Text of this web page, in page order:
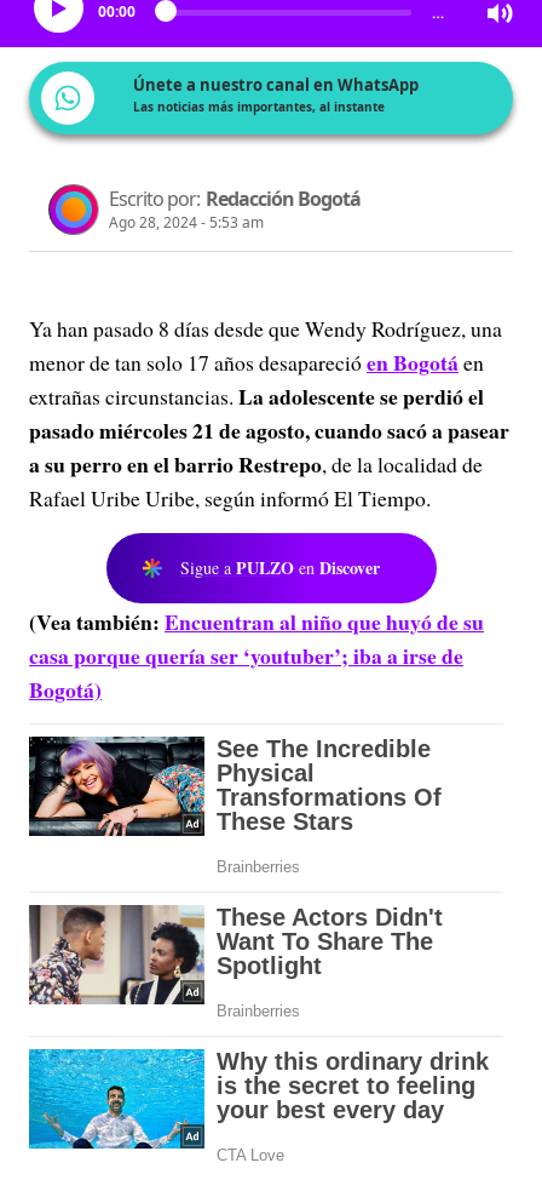
00:00 …
Únete a nuestro canal en WhatsApp
Las noticias más importantes, al instante
Escrito por: Redacción Bogotá
Ago 28, 2024 - 5:53 am
Ya han pasado 8 días desde que Wendy Rodríguez, una
menor de tan solo 17 años desaparecióen Bogotáen
extrañas circunstancias. La adolescente se perdió el
pasado miércoles 21 de agosto, cuando sacó a pasear
a su perro en el barrio Restrepo, de la localidad de
Rafael Uribe Uribe, según informó El Tiempo.
Sigue a PULZO en Discover
(Vea también:Encuentran al niño que huyó de su
casa porque quería ser ‘youtuber’; iba a irse de
Bogotá)